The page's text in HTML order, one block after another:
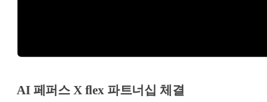
AI 페퍼스 X flex 파트너십 체결